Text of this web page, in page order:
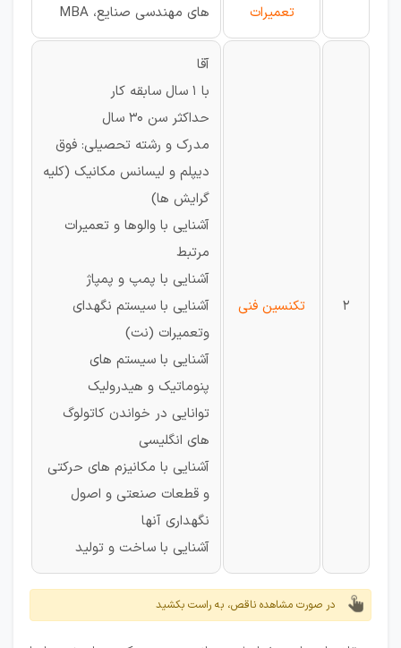
تعمیرات
های مهندسی صنایع، MBA
2 تکنسین فنی
آقا
با 1 سال سابقه کار
حداکثر سن 30 سال
مدرک و رشته تحصیلی: فوق
دیپلم و لیسانس مکانیک (کلیه
گرایش ها)
آشنایی با والوها و تعمیرات
مرتبط
آشنایی با پمپ و پمپاژ
آشنایی با سیستم نگهدای
وتعمیرات (نت)
آشنایی با سیستم های
پنوماتیک و هیدرولیک
توانایی در خواندن کاتولوگ
های انگلیسی
آشنایی با مکانیزم های حرکتی
و قطعات صنعتی و اصول
نگهداری آنها
آشنایی با ساخت و تولید
در صورت مشاهده ناقص، به راست بکشید